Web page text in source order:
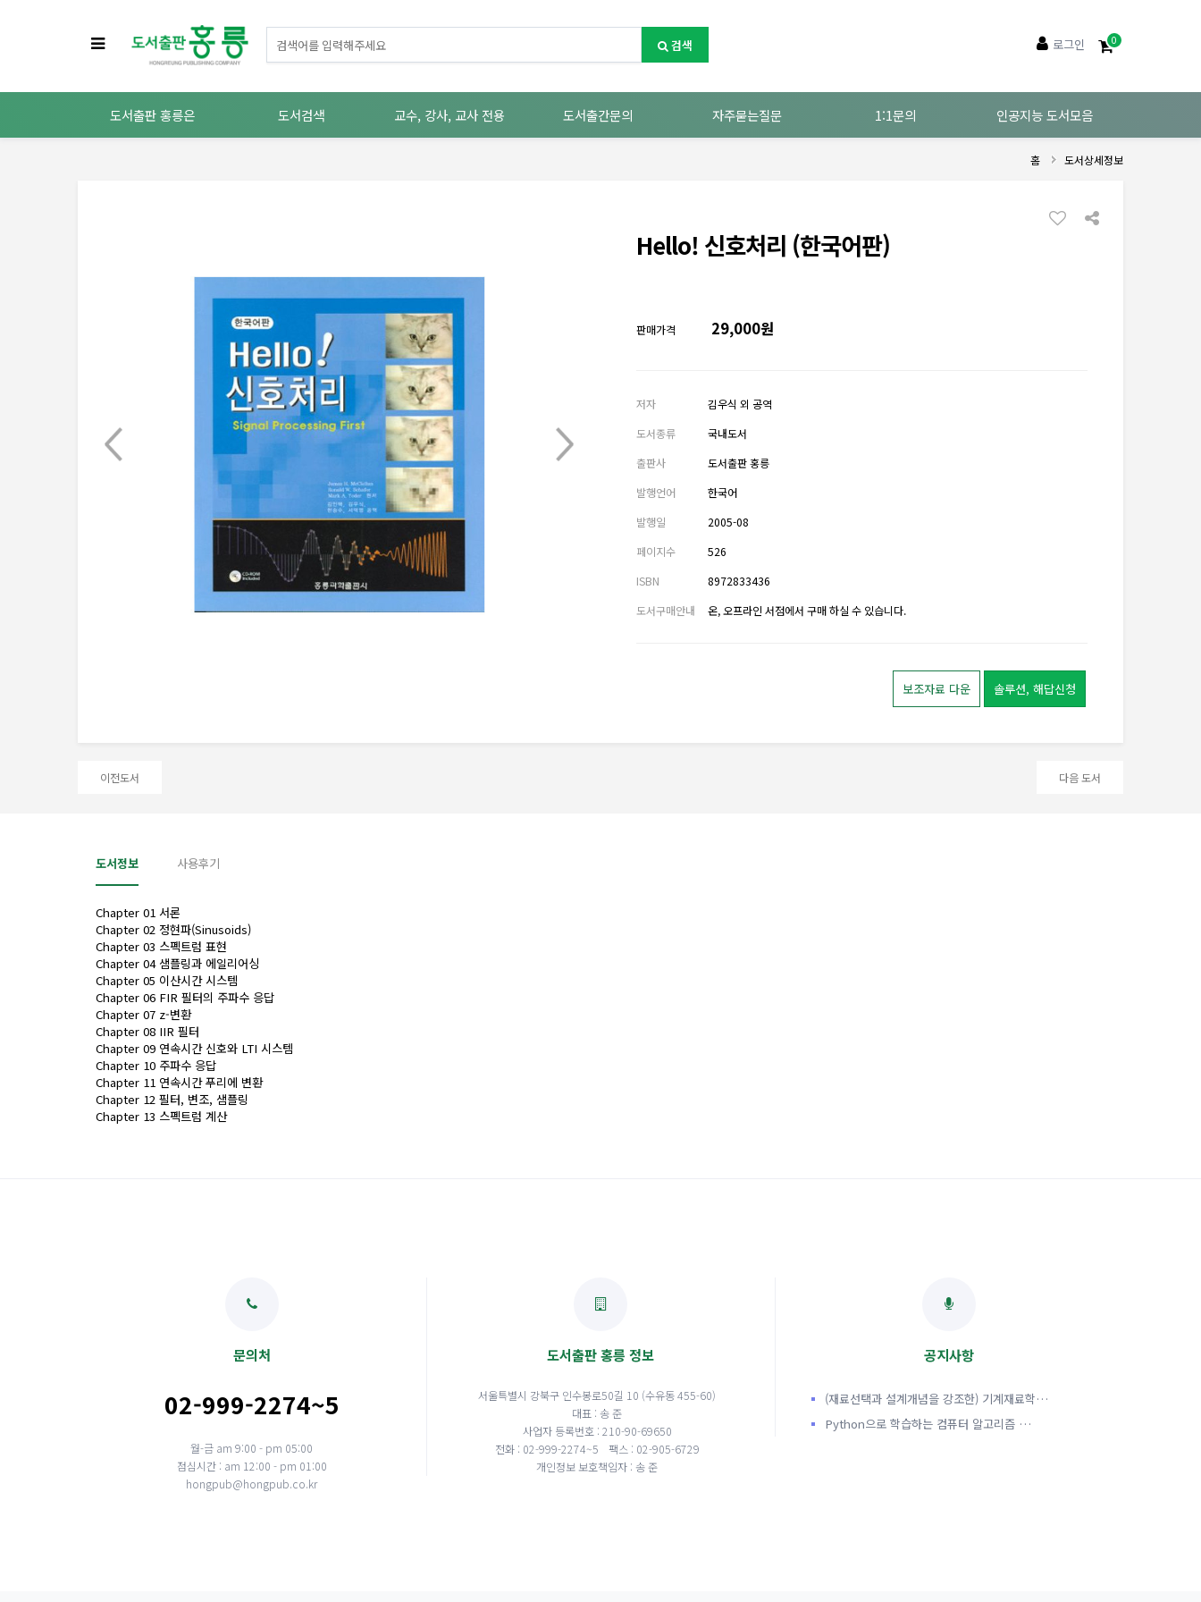
검색 로그인 0
도서출판 홍릉은 도서검색 교수, 강사, 교사 전용 도서출간문의 자주묻는질문 1:1문의 인공지능 도서모음
홈 도서상세정보
Next
Hello! 신호처리 (한국어판)
판매가격 29,000원
저자
김우식 외 공역
도서종류
국내도서
출판사
도서출판 홍릉
발행언어
한국어
발행일
2005-08
페이지수
526
ISBN
8972833436
도서구매안내
온, 오프라인 서점에서 구매 하실 수 있습니다.
솔루션, 해답신청
보조자료 다운
이전도서 다음 도서
도서정보 사용후기
Chapter 01 서론
Chapter 02 정현파(Sinusoids)
Chapter 03 스펙트럼 표현
Chapter 04 샘플링과 에일리어싱
Chapter 05 이산시간 시스템
Chapter 06 FIR 필터의 주파수 응답
Chapter 07 z-변환
Chapter 08 IIR 필터
Chapter 09 연속시간 신호와 LTI 시스템
Chapter 10 주파수 응답
Chapter 11 연속시간 푸리에 변환
Chapter 12 필터, 변조, 샘플링
Chapter 13 스펙트럼 계산
문의처
02-999-2274~5
월-금 am 9:00 - pm 05:00
점심시간 : am 12:00 - pm 01:00
hongpub@hongpub.co.kr
도서출판 홍릉 정보
서울특별시 강북구 인수봉로50길 10 (수유동 455-60)
대표 : 송 준
사업자 등록번호 : 210-90-69650
전화 : 02-999-2274~5
팩스 : 02-905-6729
개인정보 보호책임자 : 송 준
공지사항
(재료선택과 설계개념을 강조한) 기계재료학…
Python으로 학습하는 컴퓨터 알고리즘 …